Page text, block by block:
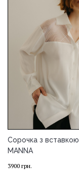
Сорочка з вставкою
MANNA
3900 грн.